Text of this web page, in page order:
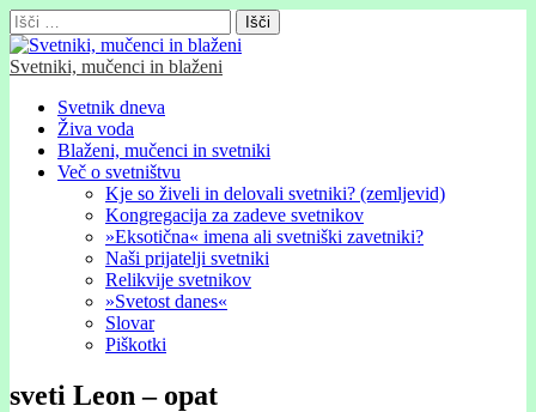
Išči:
Svetniki, mučenci in blaženi
Glavni
meni
Skip
content
Svetnik dneva
Živa voda
Blaženi, mučenci in svetniki
Več o svetništvu
Kje so živeli in delovali svetniki? (zemljevid)
Kongregacija za zadeve svetnikov
»Eksotična« imena ali svetniški zavetniki?
Naši prijatelji svetniki
Relikvije svetnikov
»Svetost danes«
Slovar
Piškotki
sveti Leon – opat